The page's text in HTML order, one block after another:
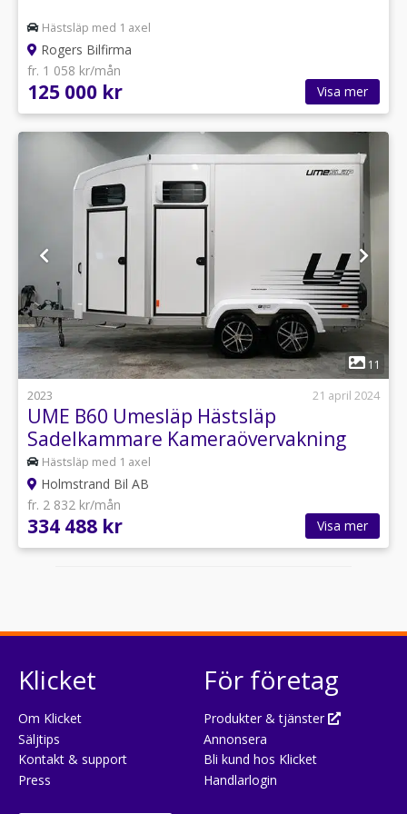
Hästsläp med 1 axel
Rogers Bilfirma
fr. 1 058 kr/mån
125 000 kr Visa mer
1
11
2023
21 april 2024
UME B60 Umesläp Hästsläp
Sadelkammare Kameraövervakning
Hästsläp med 1 axel
Holmstrand Bil AB
fr. 2 832 kr/mån
334 488 kr Visa mer
Klicket
Om Klicket
Säljtips
Kontakt & support
Press
För företag
Produkter & tjänster
Annonsera
Bli kund hos Klicket
Handlarlogin